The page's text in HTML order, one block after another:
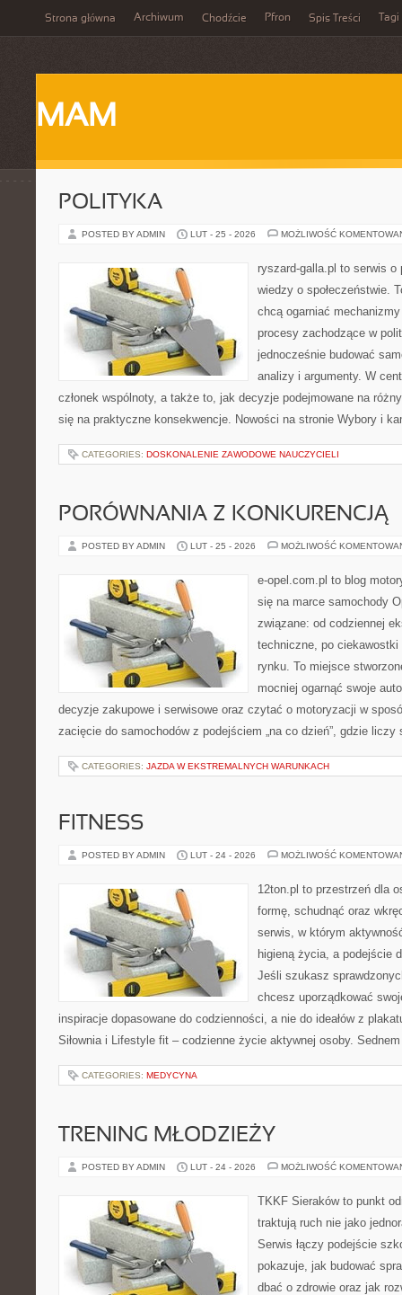
Strona główna Archiwum Chodźcie Pfron Spis Treści Tagi
MAM
POLITYKA
POSTED BY ADMIN LUT - 25 - 2026 MOŻLIWOŚĆ
ryszard-galla.pl to serwis
wiedzy o społeczeństwie.
chcą ogarniać
procesy zachodzące w
jednocześnie budować
analizy i argumenty. W
członek wspólnoty, a także to, jak decyzje podejmowane na
się na praktyczne konsekwencje. Nowości na stronie Wybory i
CATEGORIES: DOSKONALENIE ZAWODOWE NAUCZYCIELI
PORÓWNANIA Z KONKURENCJĄ
POSTED BY ADMIN LUT - 25 - 2026 MOŻLIWOŚĆ
e-opel.com.pl to blog
się na marce samochody
związane: od codziennej
techniczne, po
rynku. To miejsce
mocniej ogarnąć swoje
decyzje zakupowe i serwisowe oraz czytać o motoryzacji w
zacięcie do samochodów z podejściem „na co dzień”, gdzie
CATEGORIES: JAZDA W EKSTREMALNYCH WARUNKACH
FITNESS
POSTED BY ADMIN LUT - 24 - 2026 MOŻLIWOŚĆ
12ton.pl to przestrzeń dla
formę, schudnąć oraz
serwis, w którym
higieną życia, a podejście
Jeśli szukasz
chcesz uporządkować
inspiracje dopasowane do codzienności, a nie do ideałów z
Siłownia i Lifestyle fit – codzienne życie aktywnej osoby.
CATEGORIES: MEDYCYNA
TRENING MŁODZIEŻY
POSTED BY ADMIN LUT - 24 - 2026 MOŻLIWOŚĆ
TKKF Sieraków to punkt
traktują ruch nie jako
Serwis łączy podejście
pokazuje, jak budować
dbać o zdrowie oraz jak